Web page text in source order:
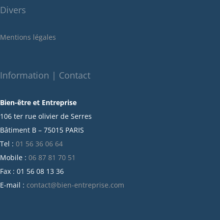
mai 2022
décembre 2021
octobre 2021
juillet 2021
juin 2021
mai 2021
avril 2021
mars 2021
février 2021
janvier 2021
Divers
Mentions légales
Information | Contact
Bien-être et Entreprise
106 ter rue olivier de Serres
Bâtiment B – 75015 PARIS
Tel : 01 56 36 06 64
Mobile : 06 87 81 70 51
Fax : 01 56 08 13 36
E-mail : contact@bien-entreprise.com